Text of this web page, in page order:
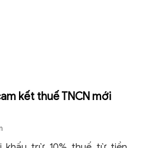
kết thuế TNCN mới